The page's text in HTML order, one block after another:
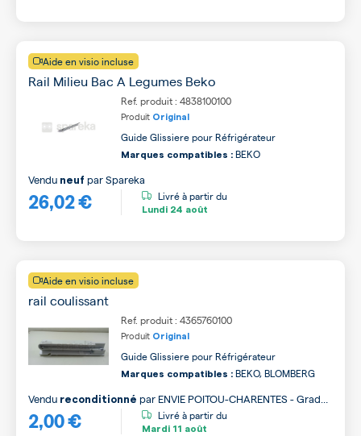
Aide en visio incluse
Rail Milieu Bac A Legumes Beko
Ref. produit : 4838100100
Produit Original
Guide Glissiere pour Réfrigérateur
Marques compatibles : BEKO
26,02 €
Vendu neuf parSpareka
Livré à partir du
Lundi 24 août
Aide en visio incluse
rail coulissant
Ref. produit : 4365760100
Produit Original
Guide Glissiere pour Réfrigérateur
Marques compatibles : BEKO, BLOMBERG
2,00 €
Vendu reconditionné par ENVIE POITOU-CHARENTES - Grade
B
Livré à partir du
Mardi 11 août